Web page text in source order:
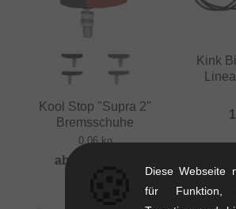
Kool Stop "Supra 2"
Bremsschuhe
0.06 kg
ab
Kink
Diese Webseite
für Funktion,